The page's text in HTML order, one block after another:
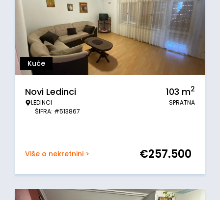
Kuće
Novi Ledinci
LEDINCI
ŠIFRA: #513867
103 m2
SPRATNA
Više o nekretnini > €257.500